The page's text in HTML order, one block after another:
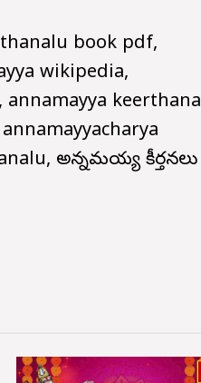
book pdf,
wikipedia,
keerthana
అన్నమయ్య కీర్తనలు